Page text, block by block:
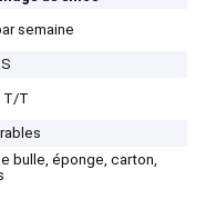
semaine
T/T
bulle, éponge, carton,